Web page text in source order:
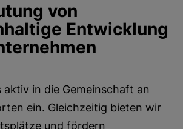
von
Entwicklung
aktiv in die Gemeinschaft an
ein. Gleichzeitig bieten wir
und fördern